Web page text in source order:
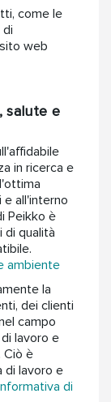
come le
web
salute e
in ricerca e
all'interno
Peikko è
di qualità
ambiente
la
dei clienti
campo
lavoro e
Ciò è
di lavoro e
di